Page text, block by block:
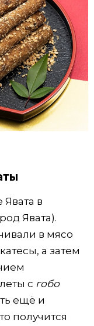
в
Явата).
в мясо
а затем
с гобо
ещё и
получится